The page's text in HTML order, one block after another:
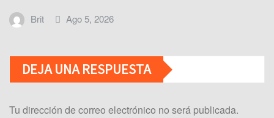
Brit Ago 5, 2026
DEJA UNA RESPUESTA
Tu dirección de correo electrónico no será publicada.